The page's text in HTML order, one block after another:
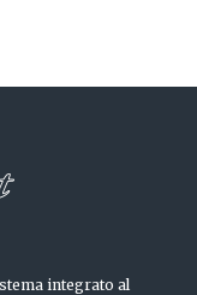
integrato al